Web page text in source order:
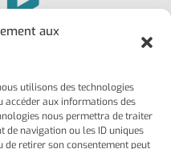
aux
utilisons des technologies
accéder aux informations des
nous permettra de traiter
de navigation ou les ID uniques
de retirer son consentement peut
13002